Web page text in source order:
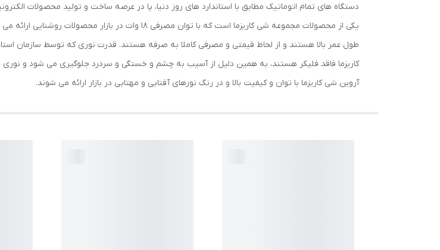
دستگاه های تمام اتوماتیک مطابق با استاندارد های روز دنیا، پا در عرصه ساخت و تولید محصولات
یکی از محصولات مجموعه شی کاریزما است که با توان مصرفی
کاریزما فاقد فلیکر هستند، به همین دلیل از آسیب به چشم و خستگی و سردرد جلوگیری می شود و
آروین شی کاریزما با توان و کیفیت بالا و در رنگ نورهای آفتابی و مهتابی در بازار ارائه می شوند.